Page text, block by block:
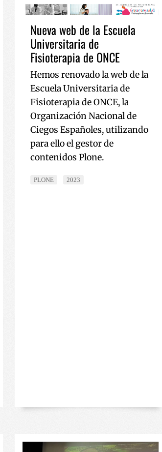
Nueva web de la Escuela
Universitaria de
Fisioterapia de ONCE
Hemos renovado la web de la
Escuela Universitaria de
Fisioterapia de ONCE, la
Organización Nacional de
Ciegos Españoles, utilizando
para ello el gestor de
contenidos Plone.
PLONE 2023